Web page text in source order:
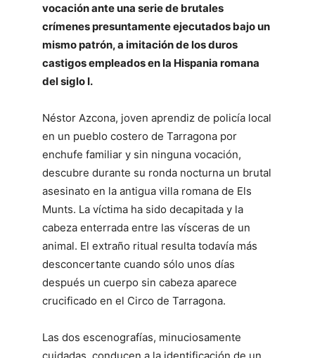
vocación ante una serie de brutales
crímenes presuntamente ejecutados bajo un
mismo patrón, a imitación de los duros
castigos empleados en la Hispania romana
del siglo I.
Néstor Azcona, joven aprendiz de policía local
en un pueblo costero de Tarragona por
enchufe familiar y sin ninguna vocación,
descubre durante su ronda nocturna un brutal
asesinato en la antigua villa romana de Els
Munts. La víctima ha sido decapitada y la
cabeza enterrada entre las vísceras de un
animal. El extraño ritual resulta todavía más
desconcertante cuando sólo unos días
después un cuerpo sin cabeza aparece
crucificado en el Circo de Tarragona.
Las dos escenografías, minuciosamente
cuidadas, conducen a la identificación de un